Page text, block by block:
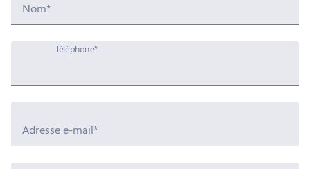
Nom*
Téléphone*
Adresse e-mail*